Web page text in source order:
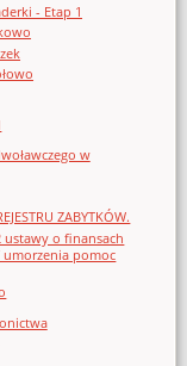
- Etap 1
w
ZABYTKÓW.
o finansach
umorzenia pomoc